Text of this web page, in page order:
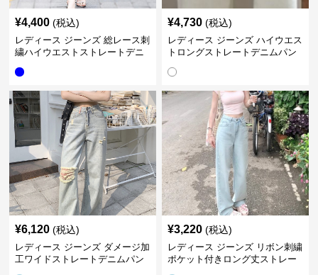
¥4,400 (税込)
レディース ジーンズ 総レース刺
繍ハイウエストストレートデニ
¥4,730 (税込)
レディース ジーンズ ハイウエス
トロングストレートデニムパン
¥6,120 (税込)
レディース ジーンズ ダメージ加
工ワイドストレートデニムパン
¥3,220 (税込)
レディース ジーンズ リボン刺繍
ポケット付きロング丈ストレー